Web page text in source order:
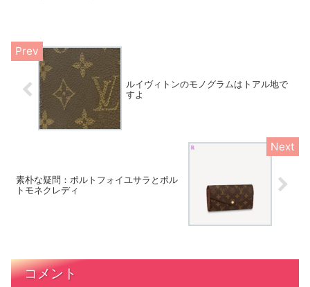
ルイヴィトンのモノグラムはトアル地で
すよ
素朴な疑問：ポルトフォイユサラとポル
トモネクレディ
コメント